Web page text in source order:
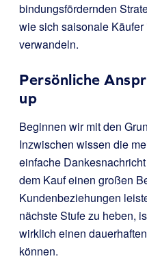
bindungsfördernden
wie sich saisonale
verwandeln.
Persönliche
up
Beginnen wir mit den
Inzwischen wissen die
einfache
dem Kauf einen großen
Kundenbeziehungen
nächste Stufe zu heben,
wirklich einen
können.